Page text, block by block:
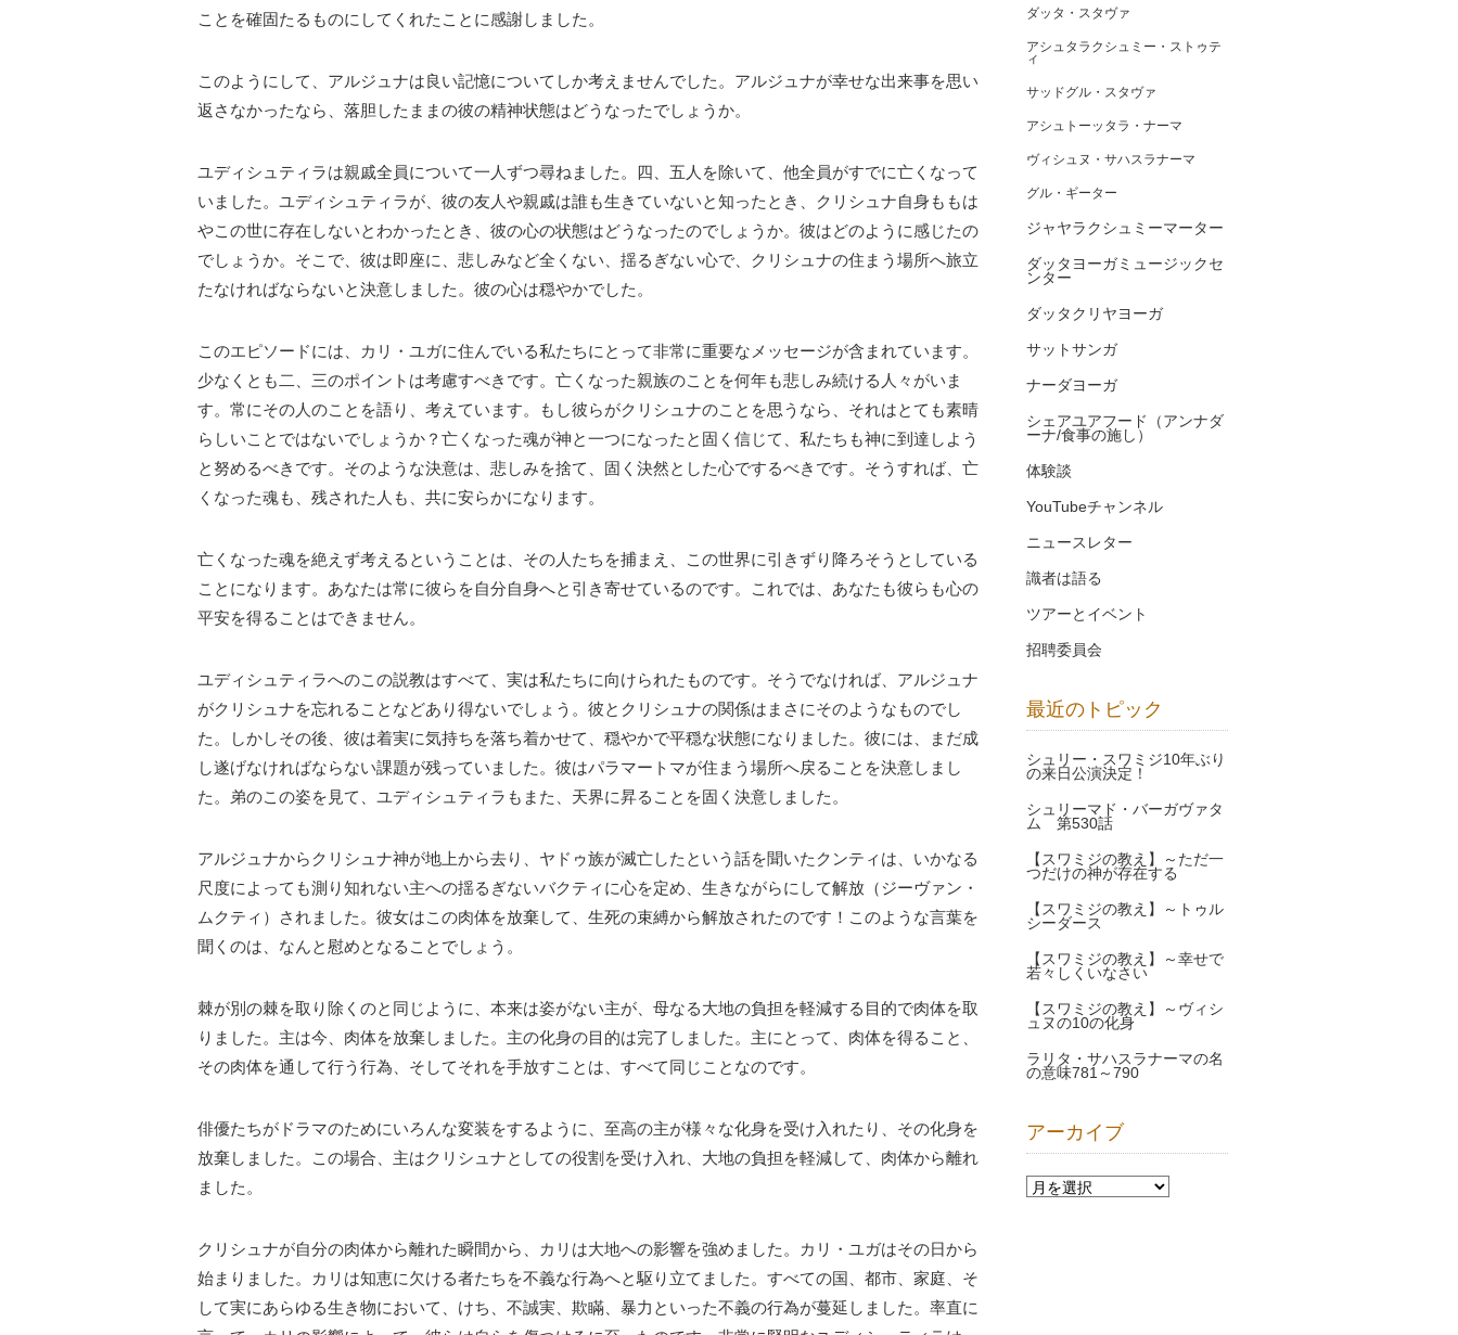
ことを確固たるものにしてくれたことに感謝しました。
このようにして、アルジュナは良い記憶についてしか考えませんでした。アルジュナが幸せな出来事を思い
返さなかったなら、落胆したままの彼の精神状態はどうなったでしょうか。
ユディシュティラは親戚全員について一人ずつ尋ねました。四、五人を除いて、他全員がすでに亡くなって
いました。ユディシュティラが、彼の友人や親戚は誰も生きていないと知ったとき、クリシュナ自身ももは
やこの世に存在しないとわかったとき、彼の心の状態はどうなったのでしょうか。彼はどのように感じたの
でしょうか。 そこで、彼は即座に、悲しみなど全くない、揺るぎない心で、クリシュナの住まう場所へ旅立
たなければならないと決意しました。 彼の心は穏やかでした。
このエピソードには、カリ・ユガに住んでいる私たちにとって非常に重要なメッセージが含まれています。
少なくとも二、三のポイントは考慮すべきです。 亡くなった親族のことを何年も悲しみ続ける人々がいま
す。 常にその人のことを語り、考えています。
もし彼らがクリシュナのことを思うなら、それはとても素晴
らしいことではないでしょうか？ 亡くなった魂が神と一つになったと固く信じて、私たちも神に到達しよう
と努めるべきです。 そのような決意は、悲しみを捨て、固く決然とした心でするべきです。 そうすれば、亡
くなった魂も、残された人も、共に安らかになります。
亡くなった魂を絶えず考えるということは、その人たちを捕まえ、この世界に引きずり降ろそうとしている
ことになります。あなたは常に彼らを自分自身へと引き寄せているのです。
これでは、あなたも彼らも心の
平安を得ることはできません。
ユディシュティラへのこの説教はすべて、実は私たちに向けられたものです。そうでなければ、アルジュナ
がクリシュナを忘れることなどあり得ないでしょう。彼とクリシュナの関係はまさにそのようなものでし
た。しかしその後、彼は着実に気持ちを落ち着かせて、穏やかで平穏な状態になりました。彼には、まだ成
し遂げなければならない課題が残っていました。 彼はパラマートマが住まう場所へ戻ることを決意しまし
た。
弟のこの姿を見て、ユディシュティラもまた、天界に昇ることを固く決意しました。
アルジュナからクリシュナ神が地上から去り、ヤドゥ族が滅亡したという話を聞いたクンティは、いかなる
尺度によっても測り知れない主への揺るぎないバクティに心を定め、生きながらにして解放（ジーヴァン・
ムクティ）されました。 彼女はこの肉体を放棄して、生死の束縛から解放されたのです！このような言葉を
聞くのは、なんと慰めとなることでしょう。
棘が別の棘を取り除くのと同じように、本来は姿がない主が、母なる大地の負担を軽減する目的で肉体を取
りました。主は今、肉体を放棄しました。主の化身の目的は完了しました。主にとって、肉体を得ること、
その肉体を通して行う行為、そしてそれを手放すことは、すべて同じことなのです。
俳優たちがドラマのためにいろんな変装をするように、至高の主が様々な化身を受け入れたり、その化身を
放棄しました。この場合、主はクリシュナとしての役割を受け入れ、大地の負担を軽減して、肉体から離れ
ました。
クリシュナが自分の肉体から離れた瞬間から、カリは大地への影響を強めました。カリ・ユガはその日から
始まりました。カリは知恵に欠ける者たちを不義な行為へと駆り立てました。すべての国、都市、家庭、そ
して実にあらゆる生き物において、 けち、不誠実、欺瞞、暴力といった不義の行為が蔓延しました。 率直に
ダッタ・スタヴァ
アシュタラクシュミー・ストゥテ
ィ
サッドグル・スタヴァ
アシュトーッタラ・ナーマ
ヴィシュヌ・サハスラナーマ
グル・ギーター
ジャヤラクシュミーマーター
ダッタヨーガミュージックセ
ンター
ダッタクリヤヨーガ
サットサンガ
ナーダヨーガ
シェアユアフード（アンナダ
ーナ/食事の施し）
体験談
YouTubeチャンネル
ニュースレター
識者は語る
ツアーとイベント
招聘委員会
最近のトピック
シュリー・スワミジ10年ぶり
の来日公演決定！
シュリーマド・バーガヴァタ
ム 第530話
【スワミジの教え】～ただ一
つだけの神が存在する
【スワミジの教え】～トゥル
シーダース
【スワミジの教え】～幸せで
若々しくいなさい
【スワミジの教え】～ヴィシ
ュヌの10の化身
ラリタ・サハスラナーマの名
の意味781～790
アーカイブ